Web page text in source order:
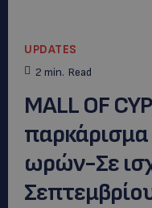
UPDATES
2 min. Read
MALL OF
ωρών-Σε